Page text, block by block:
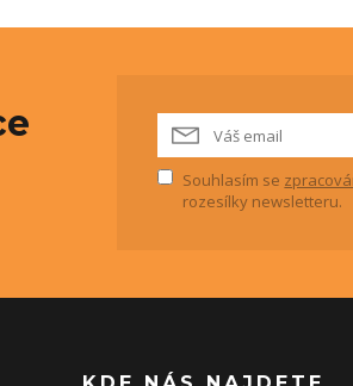
Souhlasím se
rozesílky newsletteru.